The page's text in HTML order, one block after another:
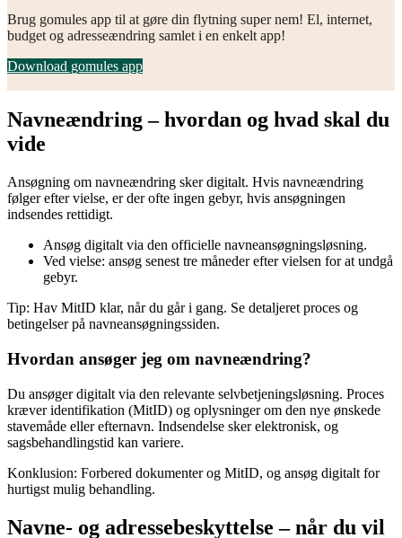
Brug gomules app til at gøre din flytning super nem! El, internet,
budget og adresseændring samlet i en enkelt app!
Download gomules app
Navneændring – hvordan og hvad skal du
vide
Ansøgning om navneændring sker digitalt. Hvis navneændring
følger efter vielse, er der ofte ingen gebyr, hvis ansøgningen
indsendes rettidigt.
Ansøg digitalt via den officielle navneansøgningsløsning.
Ved vielse: ansøg senest tre måneder efter vielsen for at undgå
gebyr.
Tip: Hav MitID klar, når du går i gang. Se detaljeret proces og
betingelser på navneansøgningssiden.
Hvordan ansøger jeg om navneændring?
Du ansøger digitalt via den relevante selvbetjeningsløsning. Proces
kræver identifikation (MitID) og oplysninger om den nye ønskede
stavemåde eller efternavn. Indsendelse sker elektronisk, og
sagsbehandlingstid kan variere.
Konklusion: Forbered dokumenter og MitID, og ansøg digitalt for
hurtigst mulig behandling.
Navne- og adressebeskyttelse – når du vil